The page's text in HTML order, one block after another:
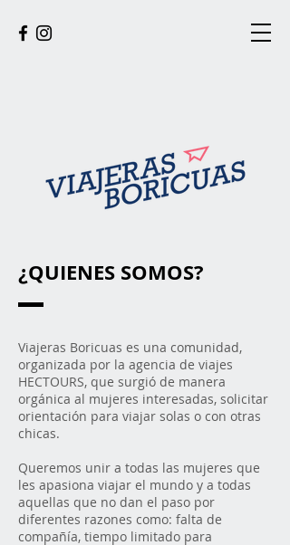
¿QUIENES SOMOS?
Viajeras Boricuas es una comunidad,
organizada por la agencia de viajes
HECTOURS, que surgió de manera
orgánica al mujeres interesadas, solicitar
orientación para viajar solas o con otras
chicas.
Queremos unir a todas las mujeres que
les apasiona viajar el mundo y a todas
aquellas que no dan el paso por
diferentes razones como: falta de
compañía, tiempo limitado para